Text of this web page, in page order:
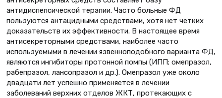
антидиспепсической терапии. Часто больные ФД
пользуются антацидными средствами, хотя нет четких
доказательств их эффективности. В настоящее время
антисекреторными средствами, наиболее часто
используемыми в лечении язвенноподобного варианта ФД,
являются ингибиторы протонной помпы (ИПП; омепразол,
рабепразол, лансопразол и др.). Омепразол уже около
двадцати лет успешно применяется в лечении
заболеваний верхних отделов ЖКТ, протекающих с